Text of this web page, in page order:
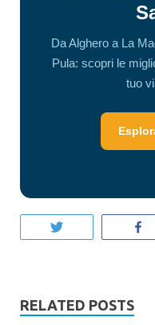
Da Alghero a La
Pula: scopri le
tuo
RELATED POSTS